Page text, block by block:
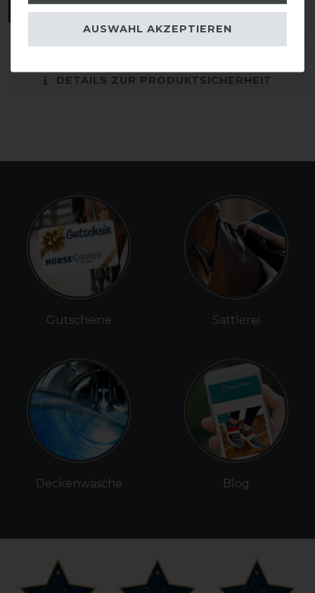
ANMELDEN
DETAILS ZUR PRODUKTSICHERHEIT
Gutscheine
Deckenwäsche
Sattlerei
Blog
AUSWAHL AKZEPTIEREN